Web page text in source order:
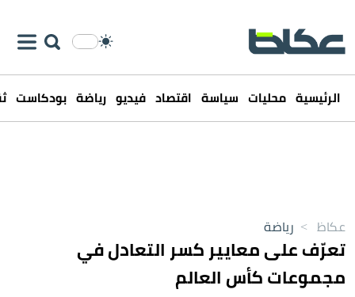
الرئيسية محليات سياسة اقتصاد فيديو رياضة بودكاست
عكاظ > رياضة
تعرّف على معايير كسر التعادل في
مجموعات كأس العالم